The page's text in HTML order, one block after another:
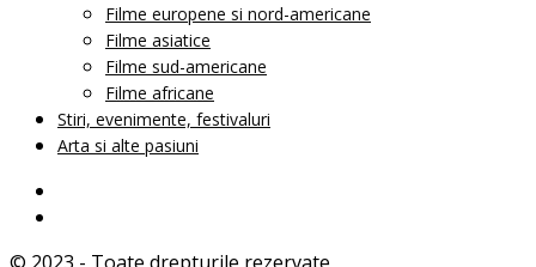
Filme europene si nord-americane
Filme asiatice
Filme sud-americane
Filme africane
Stiri, evenimente, festivaluri
Arta si alte pasiuni